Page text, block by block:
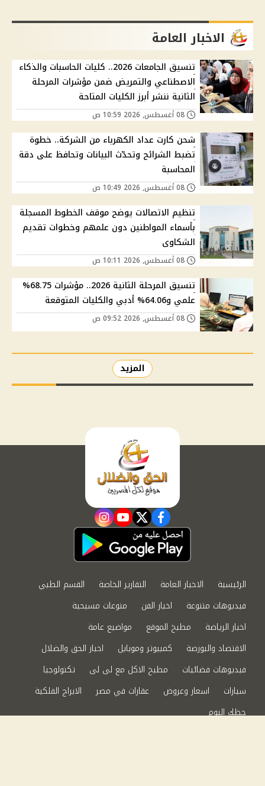
الاخبار العامة
تنسيق الجامعات 2026.. كليات الحاسبات والذكاء
الاصطناعي والتمريض ضمن مؤشرات المرحلة
الثانية ننشر أبرز الكليات المتاحة
شحن كارت عداد الكهرباء من الشركة.. خطوة
تضبط الشرائح وتحدّث البيانات وتحافظ على دقة
المحاسبة
تنظيم الاتصالات يوضح موقف الخطوط المسجلة
بأسماء المواطنين دون علمهم وخطوات تقديم
الشكاوى
تنسيق المرحلة الثانية 2026.. مؤشرات 68.75%
علمي و64.06% أدبي والكليات المتوقعة
المزيد
facebook
twitter
youtube
instagram
الرئيسية الاخبار العامة التقارير الخاصة
القسم الطبي
فيديوهات متنوعة
اخبار الفن
منوعات مسيحية
اخبار الرياضة
مطبخ الموقع
مواضيع عامة
الاقتصاد والبورصة
كمبيوتر وموبايل
اخبار الحق والضلال
فيديوهات فضائيات
مطبخ الاكل مع لى لى
تكنولوجيا
سيارات
اسعار وعروض عقارات في مصر
الابراج الفلكية
حظك اليوم